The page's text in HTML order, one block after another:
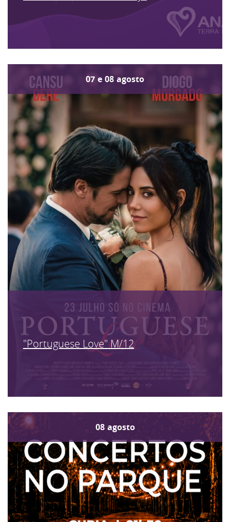
07 e 08 agosto
"Portuguese Love" M/12
08 agosto